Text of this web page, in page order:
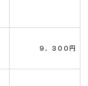
９，３００円